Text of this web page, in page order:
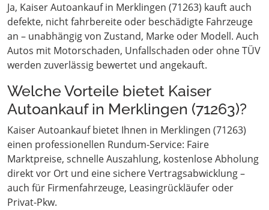
Ja, Kaiser Autoankauf in Merklingen (71263) kauft auch
defekte, nicht fahrbereite oder beschädigte Fahrzeuge
an – unabhängig von Zustand, Marke oder Modell. Auch
Autos mit Motorschaden, Unfallschaden oder ohne TÜV
werden zuverlässig bewertet und angekauft.
Welche Vorteile bietet Kaiser
Autoankauf in Merklingen (71263)?
Kaiser Autoankauf bietet Ihnen in Merklingen (71263)
einen professionellen Rundum-Service: Faire
Marktpreise, schnelle Auszahlung, kostenlose Abholung
direkt vor Ort und eine sichere Vertragsabwicklung –
auch für Firmenfahrzeuge, Leasingrückläufer oder
Privat-Pkw.